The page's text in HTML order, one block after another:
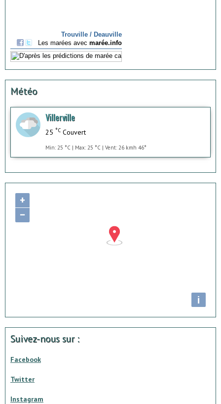
Météo
Villerville
25 °C Couvert
Min: 25 °C | Max: 25 °C | Vent: 26 kmh 46°
+
−
i
Suivez-nous sur :
Facebook
Twitter
Instagram